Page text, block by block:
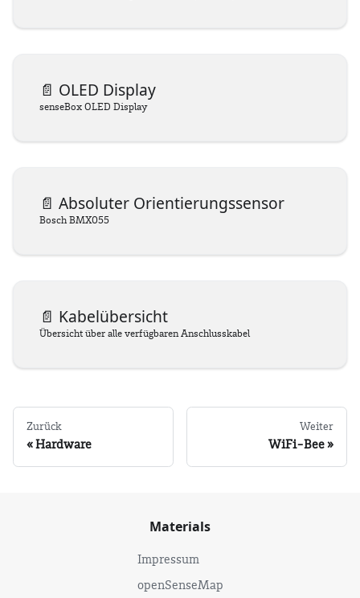
📄️ OLED Display
senseBox OLED Display
📄️ Absoluter Orientierungssensor
Bosch BMX055
📄️ Kabelübersicht
Übersicht über alle verfügbaren Anschlusskabel
Zurück
Hardware
Weiter
WiFi-Bee
Materials
Impressum
openSenseMap